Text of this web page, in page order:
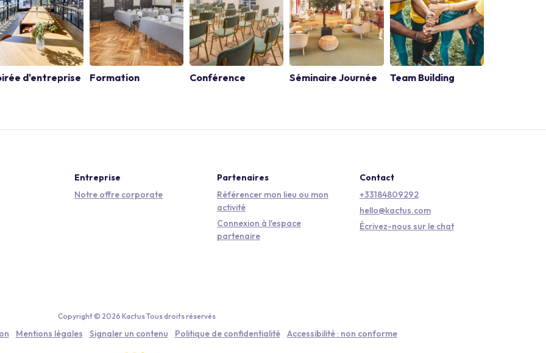
d'entreprise Formation Conférence Séminaire Journée Team Building
Entreprise
Notre offre corporate
Partenaires
Référencer mon lieu ou mon
activité
Connexion à l'espace
partenaire
Contact
+33184809292
hello@kactus.com
Écrivez-nous sur le chat
Copyright © 2026 Kactus Tous droits réservés
Mentions légales Signaler un contenu Politique de confidentialité Accessibilité : non conforme